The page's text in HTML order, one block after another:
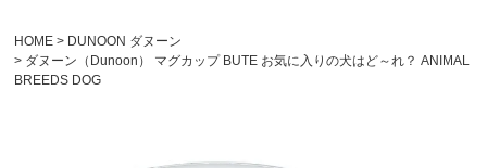
HOME
DUNOON ダヌーン
ダヌーン（Dunoon） マグカップ BUTE お気に入りの犬はど～れ？ ANIMAL
BREEDS DOG